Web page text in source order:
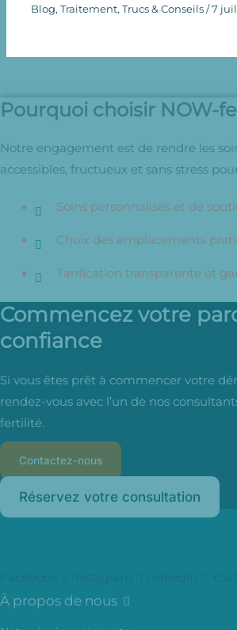
Blog,Traitement,Trucs & Conseils /7
Pourquoi choisir NOW-
Notre engagement est de rendre les
accessibles, fructueux et sans stress
Soins personnalisés et de
Choix des emplacements
Tarification transparente et
Commencez votre
confiance
Si vous êtes prêt à commencer votre
rendez-vous avec l’un de nos
fertilité.
Contactez-nous
Réservez votre consultation
À propos de nous